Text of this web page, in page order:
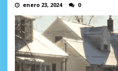
enero 23, 2024 0